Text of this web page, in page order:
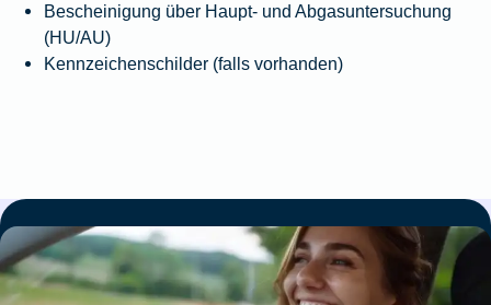
Bescheinigung über Haupt- und Abgas­unter­suchung
(HU/AU)
Kennzeichenschilder (falls vorhanden)